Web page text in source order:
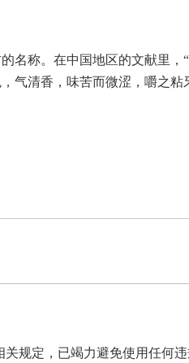
名称。在中国地区的文献里
气清香，味苦而微涩，嚼之
规定，已竭力避免使用任何